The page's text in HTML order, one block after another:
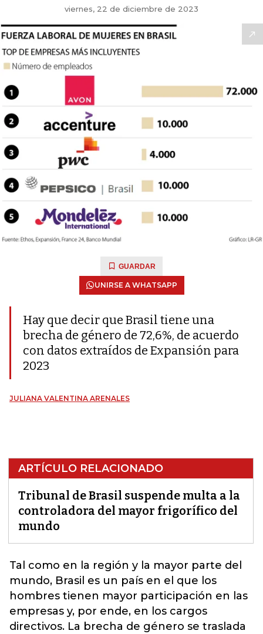
viernes, 22 de diciembre de 2023
GUARDAR
UNIRSE A WHATSAPP
Hay que decir que Brasil tiene una
brecha de género de 72,6%, de acuerdo
con datos extraídos de Expansión para
2023
JULIANA VALENTINA ARENALES
ARTÍCULO RELACIONADO
Tribunal de Brasil suspende multa a la
controladora del mayor frigorífico del
mundo
Tal como en la región y la mayor parte del
mundo, Brasil es un país en el que los
hombres tienen mayor participación en las
empresas y, por ende, en los cargos
directivos. La brecha de género se traslada